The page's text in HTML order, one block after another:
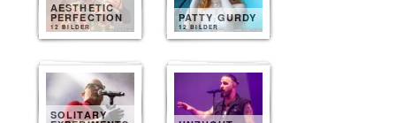
AESTHETIC
PERFECTION
12 BILDER
PATTY GURDY
12 BILDER
SOLITARY